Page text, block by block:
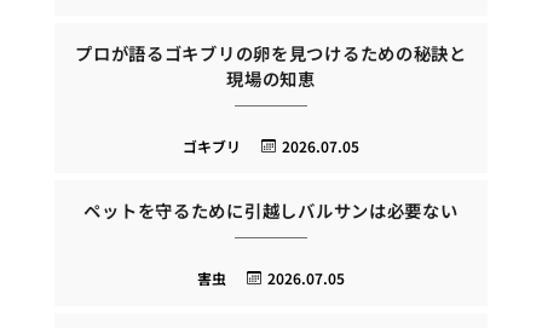
プロが語るゴキブリの卵を見つけるための秘訣と
現場の知恵
2026.07.05
ゴキブリ
ペットを守るために引越しバルサンは必要ない
2026.07.05
害虫